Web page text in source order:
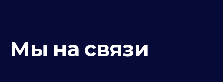
Мы на связи